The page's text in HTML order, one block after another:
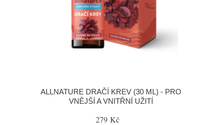
ALLNATURE DRAČÍ KREV (30 ML) - PRO
VNĚJŠÍ A VNITŘNÍ UŽITÍ
279 Kč